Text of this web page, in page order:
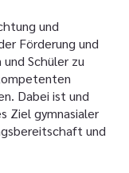
und
Förderung und
Schüler zu
Dabei ist und
Ziel gymnasialer
und